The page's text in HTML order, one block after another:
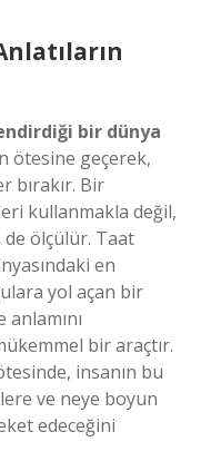
bir dünya
ötesine geçerek,
bırakır. Bir
kullanmakla değil,
ölçülür. Taat
en
yol açan bir
bir araçtır.
insanın bu
ve neye boyun
edeceğini